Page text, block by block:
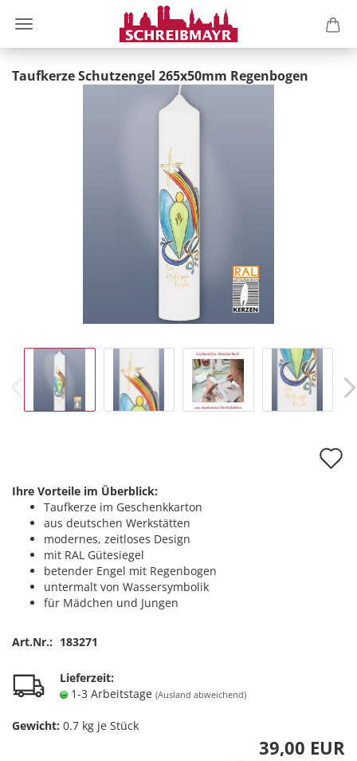
Taufkerze Schutzengel 265x50mm Regenbogen
Ihre Vorteile im Überblick:
Taufkerze im Geschenkkarton
aus deutschen Werkstätten
modernes, zeitloses Design
mit RAL Gütesiegel
betender Engel mit Regenbogen
untermalt von Wassersymbolik
für Mädchen und Jungen
Art.Nr.: 183271
Lieferzeit:
1-3 Arbeitstage (Ausland abweichend)
Gewicht: 0.7 kg je Stück
39,00 EUR